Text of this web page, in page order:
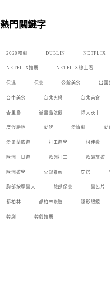
熱門關鍵字
2020韓劇 DUBLIN NETFLIX
NETFLIX推薦 NETFLIX線上看
保濕 保養 公館美食 出國
台中美食 台北火鍋 台北美食
峇里島 峇里島渡假 師大夜市
度假勝地 愛吃 愛情劇 愛
愛爾蘭旅遊 打工遊學 柯佳嬿
歐洲一日遊 歐洲打工 歐洲旅遊
歐洲遊學 火鍋推薦 穿搭
胸部按摩變大 臉部保養 變色片
都柏林 都柏林旅遊 隱形眼鏡
韓劇 韓劇推薦